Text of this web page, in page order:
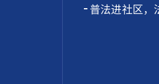
普法进社区